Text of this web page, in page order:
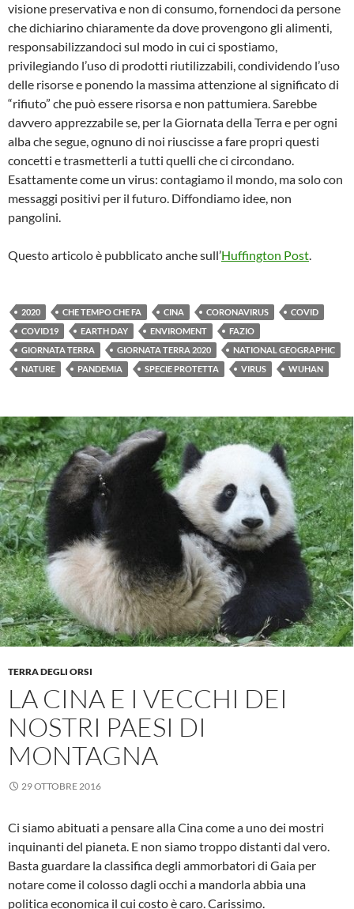
visione preservativa e non di consumo, fornendoci da persone
che dichiarino chiaramente da dove provengono gli alimenti,
responsabilizzandoci sul modo in cui ci spostiamo,
privilegiando l’uso di prodotti riutilizzabili, condividendo l’uso
delle risorse e ponendo la massima attenzione al significato di
“rifiuto” che può essere risorsa e non pattumiera. Sarebbe
davvero apprezzabile se, per la Giornata della Terra e per ogni
alba che segue, ognuno di noi riuscisse a fare propri questi
concetti e trasmetterli a tutti quelli che ci circondano.
Esattamente come un virus: contagiamo il mondo, ma solo con
messaggi positivi per il futuro. Diffondiamo idee, non
pangolini.
Questo articolo è pubblicato anche sull’Huffington Post.
2020 CHE TEMPO CHE FA CINA CORONAVIRUS
COVID
COVID19
EARTH DAY ENVIROMENT
FAZIO
GIORNATA TERRA
GIORNATA TERRA 2020
NATIONAL GEOGRAPHIC
NATURE
PANDEMIA SPECIE PROTETTA VIRUS WUHAN
TERRA DEGLI ORSI
LA CINA E I VECCHI DEI
NOSTRI PAESI DI
MONTAGNA
29 OTTOBRE 2016
Ci siamo abituati a pensare alla Cina come a uno dei mostri
inquinanti del pianeta. E non siamo troppo distanti dal vero.
Basta guardare la classifica degli ammorbatori di Gaia per
notare come il colosso dagli occhi a mandorla abbia una
politica economica il cui costo è caro. Carissimo.